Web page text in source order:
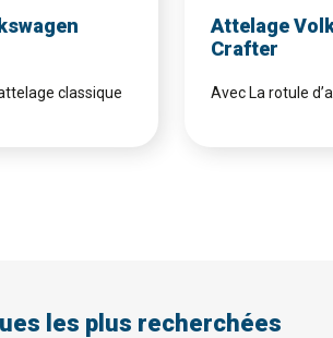
classique
Attelage
Crafter
Avec La rotule
les plus recherchées